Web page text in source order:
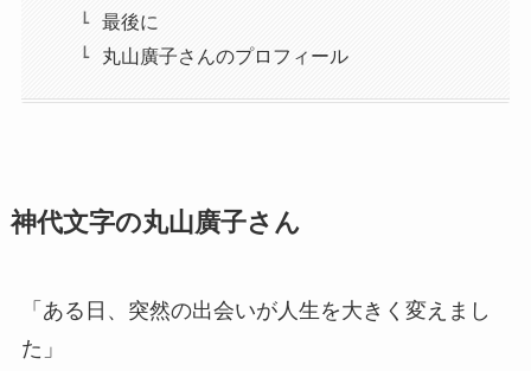
最後に
丸山廣子さんのプロフィール
神代文字の丸山廣子さん
「ある日、突然の出会いが人生を大きく変えまし
た」